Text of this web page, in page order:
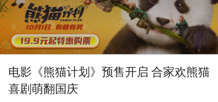
电影《熊猫计划》预售开启 合家欢熊猫
喜剧萌翻国庆